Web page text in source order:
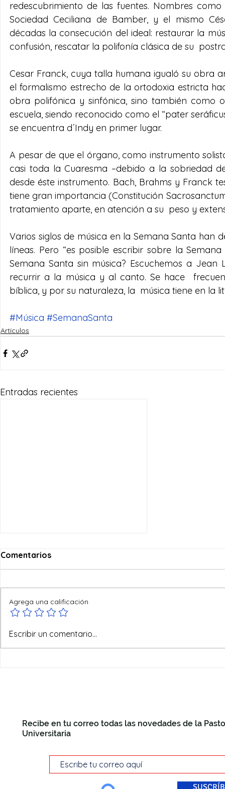
redescubrimiento de las fuentes. Nombres
Sociedad Ceciliana de Bamber, y el mismo
décadas la consecución del ideal: restaurar la
confusión, rescatar la polifonía clásica de su
Cesar Franck, cuya talla humana igualó su obra
el formalismo estrecho de la ortodoxia estricta
obra polifónica y sinfónica, sino también como
escuela, siendo reconocido como el “pater
se encuentra d´Indy en primer lugar.
A pesar de que el órgano, como instrumento
casi toda la Cuaresma –debido a la sobriedad
desde éste instrumento. Bach, Brahms y Franck
tiene gran importancia (Constitución
tratamiento aparte, en atención a su  peso y
Varios siglos de música en la Semana Santa han
líneas. Pero “es posible escribir sobre la
Semana Santa sin música? Escuchemos a
recurrir a la música y al canto. Se hace
bíblica, y por su naturaleza, la  música tiene en
#Música #SemanaSanta
Artículos
Entradas recientes
Reyes del mundo
Comentarios
Agrega una calificación
Escribir un comentario...
Recibe en tu correo todas las novedades de la
Universitaria